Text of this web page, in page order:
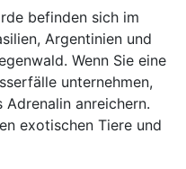
befinden sich im
Argentinien und
Wenn Sie eine
unternehmen,
anreichern.
exotischen Tiere und